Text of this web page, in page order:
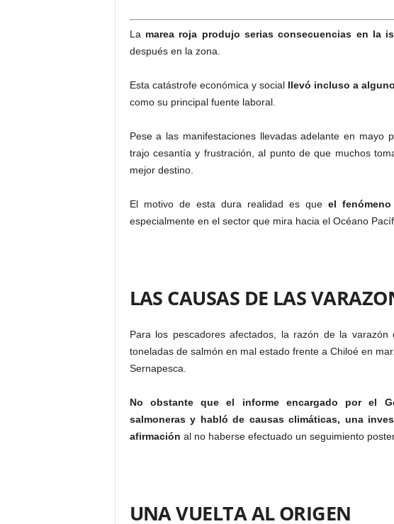
La marea roja produjo serias consecuencias en la
después en la zona.
Esta catástrofe económica y social llevó incluso a
como su principal fuente laboral.
Pese a las manifestaciones llevadas adelante en mayo
trajo cesantía y frustración, al punto de que muchos
mejor destino.
El motivo de esta dura realidad es que el
especialmente en el sector que mira hacia el Océano
LAS CAUSAS DE LAS
Para los pescadores afectados, la razón de la
toneladas de salmón en mal estado frente a Chiloé en
Sernapesca.
No obstante que el informe encargado por el
salmoneras y habló de causas climáticas, una
afirmación al no haberse efectuado un seguimiento
UNA VUELTA AL ORIGEN